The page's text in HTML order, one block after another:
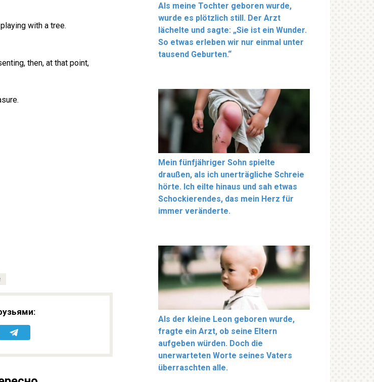
with a tree.
then, at that point,
Als meine Tochter geboren wurde,
wurde es plötzlich still. Der Arzt
lächelte und sagte: „Sie ist ein Wunder.
So etwas erleben wir nur einmal unter
tausend Geburten.“
Mein fünfjähriger Sohn spielte
draußen, als ich unerträgliche Schreie
hörte. Ich eilte hinaus und sah etwas
Schockierendes, das mein Herz für
immer veränderte.
Als der kleine Leon geboren wurde,
fragte ein Arzt, ob seine Eltern
aufgeben würden. Doch die
unerwarteten Worte seines Vaters
überraschten alle.